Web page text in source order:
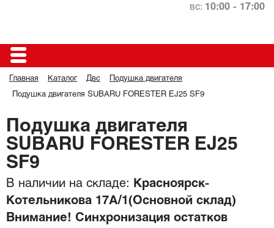
вс: 10:00 - 17:00
Главная Каталог Двс Подушка двигателя
Подушка двигателя SUBARU FORESTER EJ25 SF9
Подушка двигателя
SUBARU FORESTER EJ25
SF9
В наличии на складе:
Красноярск-
Котельникова 17А/1(Основной склад)
Внимание! Синхронизация остатков